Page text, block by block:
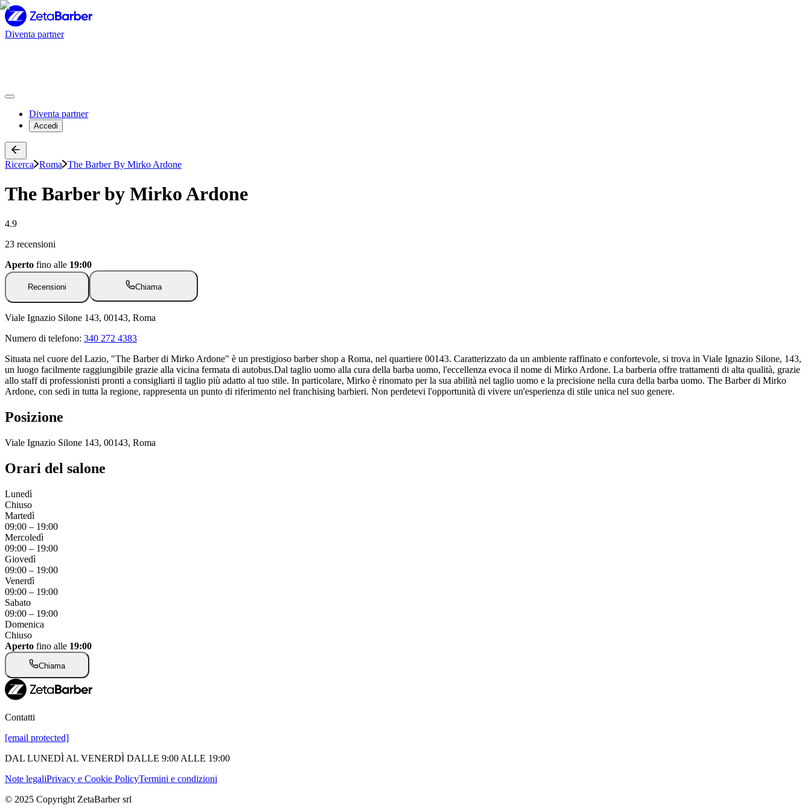
Diventa partner
Diventa partner
Accedi
Ricerca Roma The Barber By Mirko Ardone
The Barber by Mirko Ardone
4.9
23 recensioni
Aperto fino alle 19:00
Recensioni Chiama
Viale Ignazio Silone 143, 00143, Roma
Numero di telefono: 340 272 4383
Situata nel cuore del Lazio, "The Barber di Mirko Ardone" è un prestigioso barber shop a Roma, nel quartiere 00143. Caratterizzato da un ambiente raffinato e confortevole, si trova in Viale Ignazio Silone, 143,
un luogo facilmente raggiungibile grazie alla vicina fermata di autobus.Dal taglio uomo alla cura della barba uomo, l'eccellenza evoca il nome di Mirko Ardone. La barberia offre trattamenti di alta qualità, grazie
allo staff di professionisti pronti a consigliarti il taglio più adatto al tuo stile. In particolare, Mirko è rinomato per la sua abilità nel taglio uomo e la precisione nella cura della barba uomo. The Barber di Mirko
Ardone, con sedi in tutta la regione, rappresenta un punto di riferimento nel franchising barbieri. Non perdetevi l'opportunità di vivere un'esperienza di stile unica nel suo genere.
Posizione
Viale Ignazio Silone 143, 00143, Roma
Orari del salone
Lunedì
Chiuso
Martedì
09:00 – 19:00
Mercoledì
09:00 – 19:00
Giovedì
09:00 – 19:00
Venerdì
09:00 – 19:00
Sabato
09:00 – 19:00
Domenica
Chiuso
Aperto fino alle 19:00
Chiama
Contatti
[email protected]
DAL LUNEDÌ AL VENERDÌ DALLE 9:00 ALLE 19:00
Note legaliPrivacy e Cookie PolicyTermini e condizioni
© 2025 Copyright ZetaBarber srl